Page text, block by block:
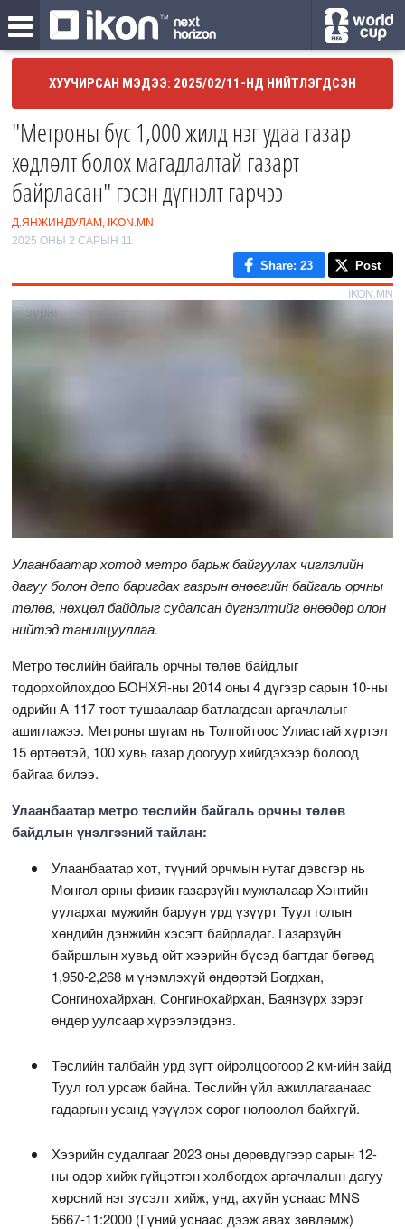
ХУУЧИРСАН МЭДЭЭ: 2025/02/11-НД НИЙТЛЭГДСЭН
"Метроны бүс 1,000 жилд нэг удаа газар
хөдлөлт болох магадлалтай газарт
байрласан" гэсэн дүгнэлт гарчээ
Д.ЯНЖИНДУЛАМ, IKON.MN
2025 ОНЫ 2 САРЫН 11
Share: 23 Post
IKON.MN
Улаанбаатар хотод метро барьж байгуулах чиглэлийн
дагуу болон депо баригдах газрын өнөөгийн байгаль орчны
төлөв, нөхцөл байдлыг судалсан дүгнэлтийг өнөөдөр олон
нийтэд танилцууллаа.
Метро төслийн байгаль орчны төлөв байдлыг
тодорхойлохдоо БОНХЯ-ны 2014 оны 4 дүгээр сарын 10-ны
өдрийн А-117 тоот тушаалаар батлагдсан аргачлалыг
ашиглажээ. Метроны шугам нь Толгойтоос Улиастай хүртэл
15 өртөөтэй, 100 хувь газар доогуур хийгдэхээр болоод
байгаа билээ.
Улаанбаатар метро төслийн байгаль орчны төлөв
байдлын үнэлгээний тайлан:
Улаанбаатар хот, түүний орчмын нутаг дэвсгэр нь
Монгол орны физик газарзүйн мужлалаар Хэнтийн
уулархаг мужийн баруун урд үзүүрт Туул голын
хөндийн дэнжийн хэсэгт байрладаг. Газарзүйн
байршлын хувьд ойт хээрийн бүсэд багтдаг бөгөөд
1,950-2,268 м үнэмлэхүй өндөртэй Богдхан,
Сонгинохайрхан, Сонгинохайрхан, Баянзүрх зэрэг
өндөр уулсаар хүрээлэгдэнэ.
Төслийн талбайн урд зүгт ойролцоогоор 2 км-ийн зайд
Туул гол урсаж байна. Төслийн үйл ажиллагаанаас
гадаргын усанд үзүүлэх сөрөг нөлөөлөл байхгүй.
Хээрийн судалгааг 2023 оны дөрөвдүгээр сарын 12-
ны өдөр хийж гүйцэтгэн холбогдох аргачлалын дагуу
хөрсний нэг зүсэлт хийж, унд, ахуйн уснаас MNS
5667-11:2000 (Гүний уснаас дээж авах зөвлөмж)